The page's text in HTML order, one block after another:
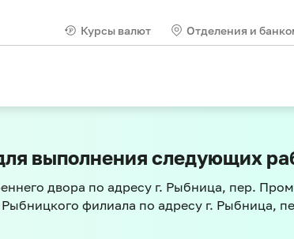
Курсы валют Отделения и
выполнения следующих
двора по адресу г. Рыбница, пер.
филиала по адресу г. Рыбница,